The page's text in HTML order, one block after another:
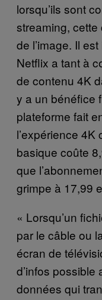
lorsqu’ils sont
streaming, cette
de l’image. Il
Netflix a tant à
de contenu 4K
y a un bénéfice
plateforme fait
l’expérience
basique coûte
que
grimpe à 17,99
« Lorsqu’un
par le câble ou
écran de
d’infos possible
données qui